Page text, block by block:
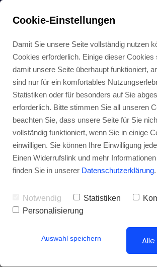
Get Response:
Erfahrungen mit
Anleitung
VON PATRICK BREITENSTEIN
Cookie-Einstellungen
Damit Sie unsere Seite vollständig nutzen
Cookies erforderlich. Einige dieser Cookies
damit unsere Seite überhaupt funktioniert,
sind nur für ein komfortables
Statistiken oder für besonders auf Sie
erforderlich. Bitte stimmen Sie all unseren
beachten Sie, dass unsere Seite für Sie
vollständig funktioniert, wenn Sie in einige
einwilligen. Sie können Ihre Einwilligung
Einen Widerrufslink und mehr
finden Sie in unserer Datenschutzerklärung.
Notwendig Statistiken
Personalisierung
Auswahl speichern